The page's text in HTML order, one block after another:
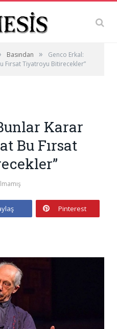
Basından »
Genco Erkal:
Fırsat Tiyatroyu Bitirecekler”
Karar
Bu Fırsat
Pinterest